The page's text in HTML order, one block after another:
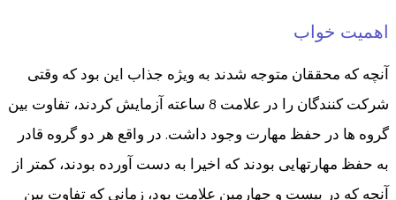
اهمیت خواب
آنچه که محققان متوجه شدند به ویژه جذاب این بود که وقتی
شرکت کنندگان را در علامت 8 ساعته آزمایش کردند، تفاوت بین
گروه ها در حفظ مهارت وجود داشت. در واقع هر دو گروه قادر
به حفظ مهارتهایی بودند که اخیرا به دست آورده بودند، کمتر از
آنچه که در بیست و چهارمین علامت بود، زمانی که تفاوت بین